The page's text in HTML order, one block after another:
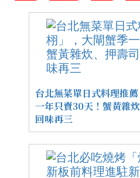
台北無菜單日式料理推
一年只賣30天！蟹黃雜
回味再三